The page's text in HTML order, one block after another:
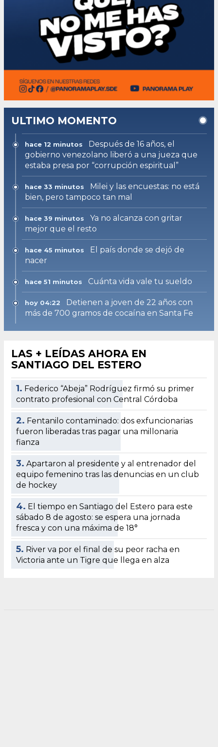
ULTIMO MOMENTO
hace 12 minutos
Después de 16 años, el
gobierno venezolano liberó a una jueza que
estaba presa por “corrupción espiritual”
hace 33 minutos
Milei y las encuestas: no está
bien, pero tampoco tan mal
hace 39 minutos
Ya no alcanza con gritar
mejor que el resto
hace 45 minutos
El país donde se dejó de
nacer
hace 51 minutos Cuánta vida vale tu sueldo
hoy 04:22
Detienen a joven de 22 años con
más de 700 gramos de cocaína en Santa Fe
LAS + LEÍDAS AHORA EN
SANTIAGO DEL ESTERO
1. Federico “Abeja” Rodríguez firmó su primer
contrato profesional con Central Córdoba
2. Fentanilo contaminado: dos exfuncionarias
fueron liberadas tras pagar una millonaria
fianza
3. Apartaron al presidente y al entrenador del
equipo femenino tras las denuncias en un club
de hockey
4. El tiempo en Santiago del Estero para este
sábado 8 de agosto: se espera una jornada
fresca y con una máxima de 18°
5. River va por el final de su peor racha en
Victoria ante un Tigre que llega en alza